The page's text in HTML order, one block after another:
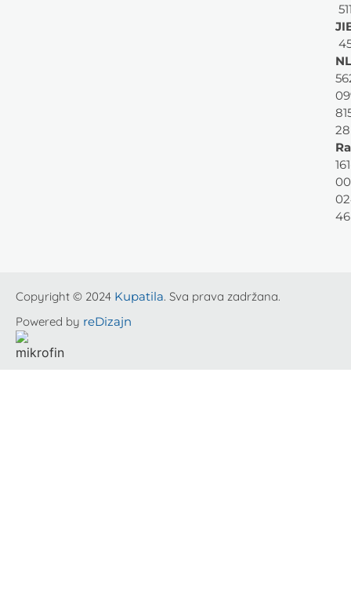
28
46
Copyright © 2024 Kupatila. Sva prava zadržana.
Powered by reDizajn